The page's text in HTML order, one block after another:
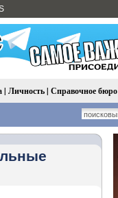
| Личность| Справочное бюро